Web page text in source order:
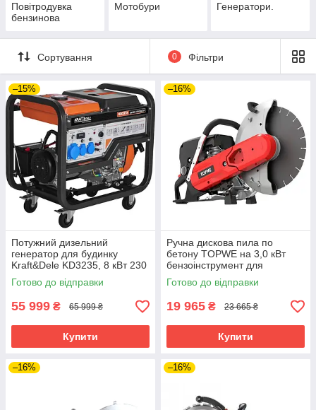
Повітродувка
бензинова
Мотобури Генератори.
Сортування 0 Фільтри
–15%
Потужний дизельний
генератор для будинку
Kraft&Dele KD3235, 8 кВт 230
В чотиритактний дизельний
генератор
Готово до відправки
55 999 ₴ 65 999 ₴
Купити
–16%
Ручна дискова пила по
бетону TOPWE на 3,0 кВт
бензоінструмент для
демонтажу доріг
Готово до відправки
19 965 ₴ 23 665 ₴
Купити
–16% –16%